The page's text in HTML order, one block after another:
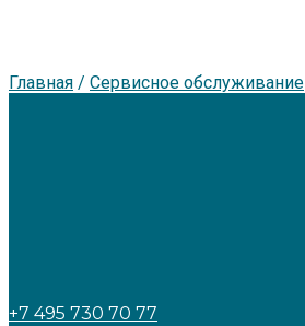
Главная / Сервисное обслуживание
+7 495 730 70 77